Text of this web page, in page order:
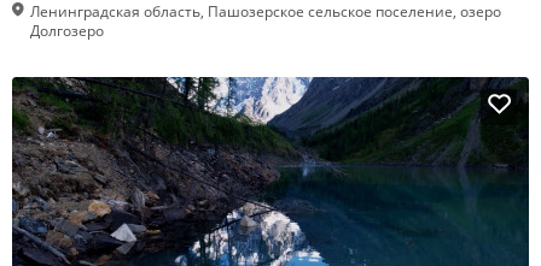
Ленинградская область, Пашозерское сельское поселение, озеро
Долгозеро